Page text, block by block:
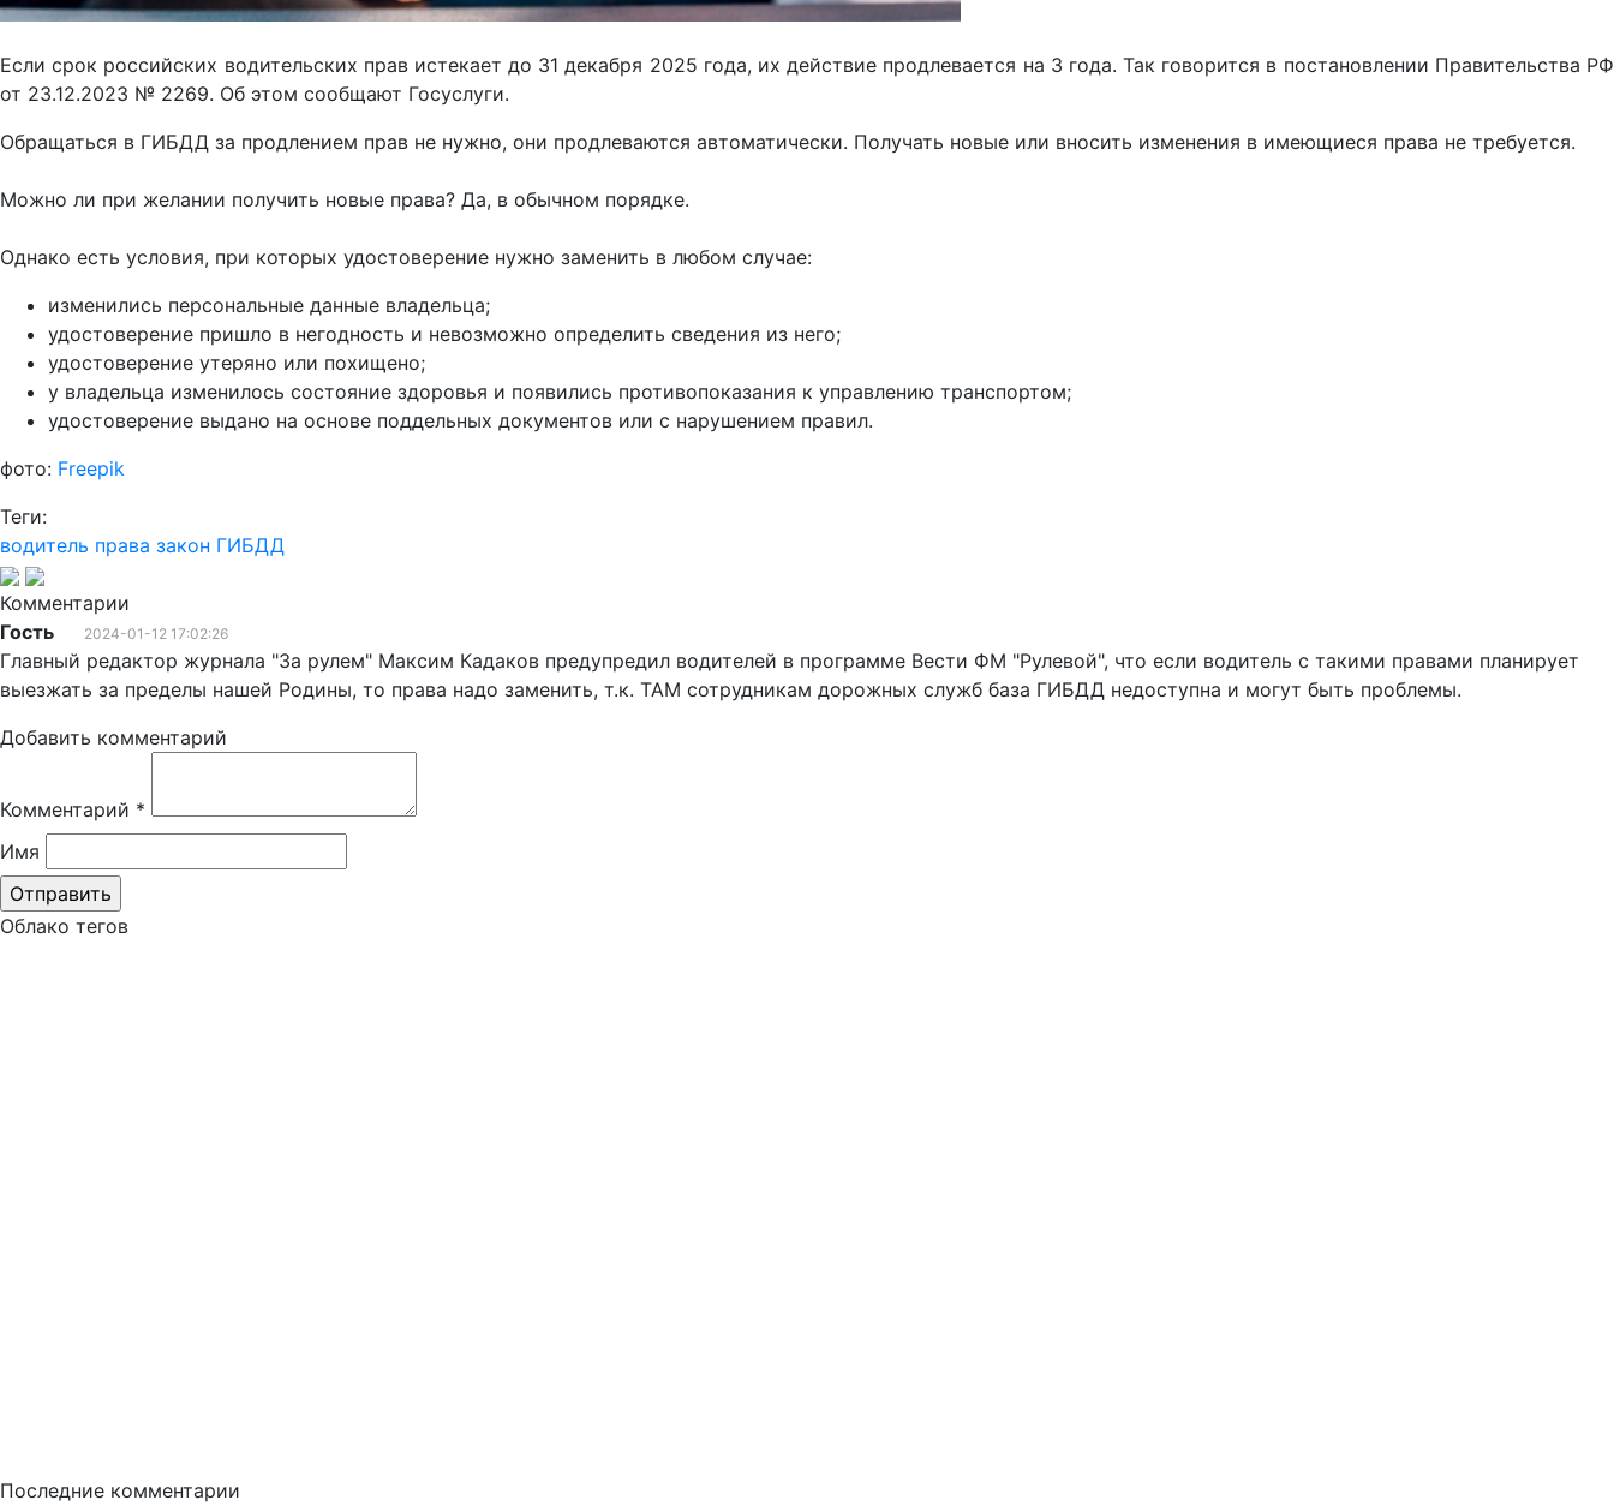
Если срок российских водительских прав истекает до 31 декабря 2025 года, их действие продлевается на 3 года. Так говорится в постановлении Правительства РФ
от 23.12.2023 № 2269. Об этом сообщают Госуслуги.
Обращаться в ГИБДД за продлением прав не нужно, они продлеваются автоматически. Получать новые или вносить изменения в имеющиеся права не требуется.
Можно ли при желании получить новые права? Да, в обычном порядке.
Однако есть условия, при которых удостоверение нужно заменить в любом случае:
изменились персональные данные владельца;
удостоверение пришло в негодность и невозможно определить сведения из него;
удостоверение утеряно или похищено;
у владельца изменилось состояние здоровья и появились противопоказания к управлению транспортом;
удостоверение выдано на основе поддельных документов или с нарушением правил.
фото: Freepik
Теги:
водитель права закон ГИБДД
Комментарии
Гость
2024-01-12 17:02:26
Главный редактор журнала "За рулем" Максим Кадаков предупредил водителей в программе Вести ФМ "Рулевой", что если водитель с такими правами планирует
выезжать за пределы нашей Родины, то права надо заменить, т.к. ТАМ сотрудникам дорожных служб база ГИБДД недоступна и могут быть проблемы.
Добавить комментарий
Комментарий *
Имя
Облако тегов
Последние комментарии